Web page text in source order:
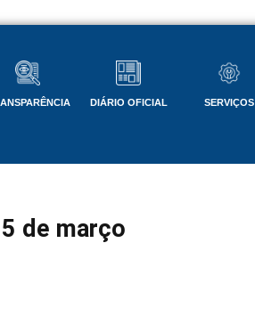
DIÁRIO OFICIAL SERVIÇOS
de março